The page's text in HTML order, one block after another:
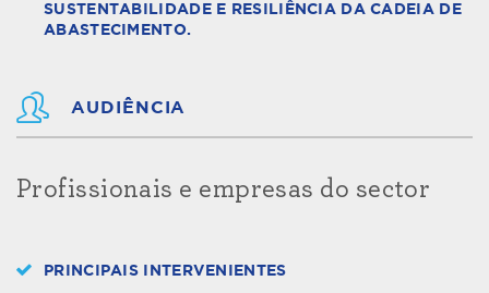
SUSTENTABILIDADE E RESILIÊNCIA DA CADEIA DE
ABASTECIMENTO.
AUDIÊNCIA
Profissionais e empresas do sector
PRINCIPAIS INTERVENIENTES